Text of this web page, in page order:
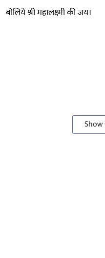
बोलिये श्री महालक्ष्मी की जय।